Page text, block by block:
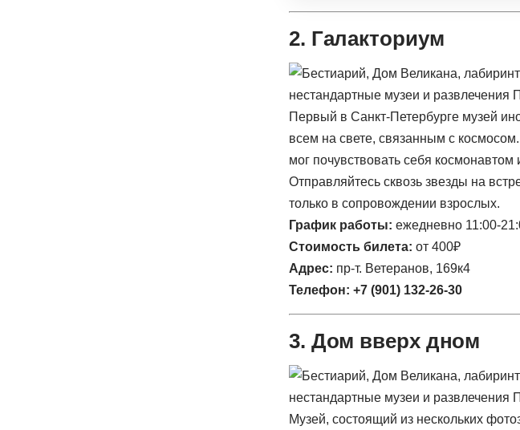
2. Галакториум
Первый в Санкт-Петербурге музей
всем на свете, связанным с
мог почувствовать себя
Отправляйтесь сквозь звезды на
только в сопровождении взрослых.
График работы: ежедневно 11:00-
Стоимость билета: от 400₽
Адрес: пр-т. Ветеранов, 169к4
Телефон: +7 (901) 132-26-30
3. Дом вверх дном
Музей, состоящий из нескольких